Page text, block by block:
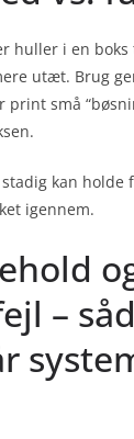
huller i en boks
utæt. Brug
print små
kan holde
igennem.
–